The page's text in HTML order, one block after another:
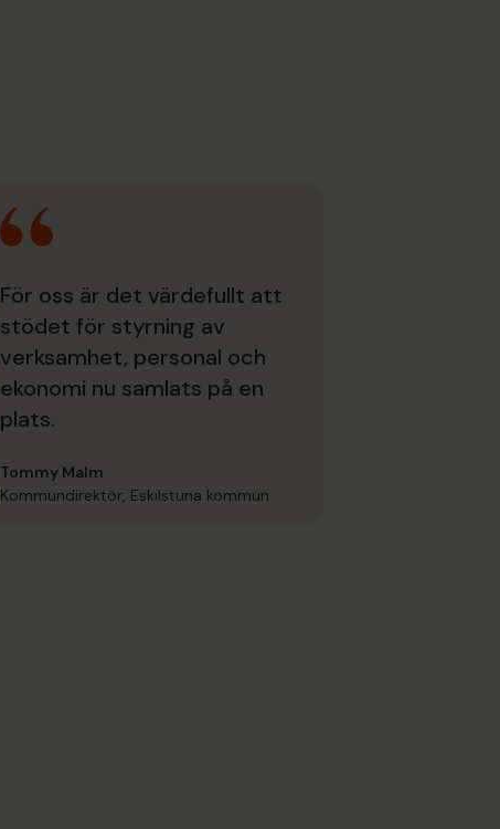
För oss är det värdefullt att
stödet för styrning av
verksamhet, personal och
ekonomi nu samlats på en
plats.
Tommy Malm
Kommundirektör, Eskilstuna kommun